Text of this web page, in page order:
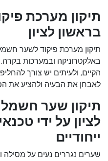
תיקון מערכת
בראשון לציון
תיקון מערכת פיקוד לשער
באלקטרוניקה ובמערכות
הקיים, ולעיתים יש צורך
לאבחן את הבעיה ולהציע את
תיקון שער
לציון על ידי
ייחודיים
שערים נגררים נעים על מסילה